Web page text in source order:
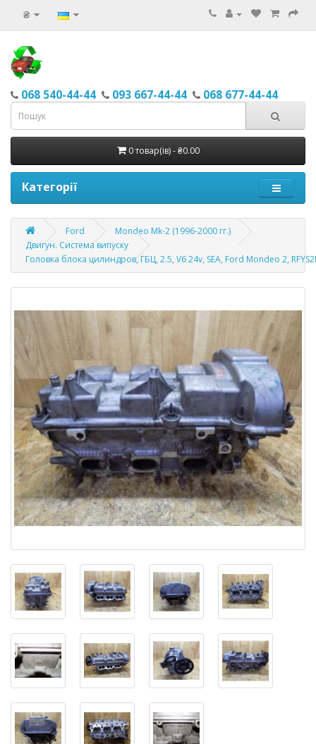
₴
068 540-44-44 093 667-44-44 068 677-44-44
0 товар(ів) - ₴0.00
Категорії
Ford
Mondeo Mk-2 (1996-2000 гг.)
Двигун. Система випуску
Головка блока цилиндров, ГБЦ, 2.5, V6 24v, SEA, Ford Mondeo 2,